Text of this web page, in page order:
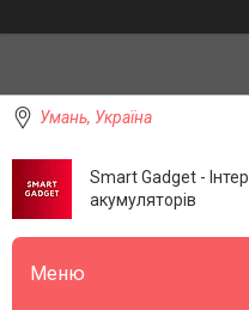
Умань, Україна
Smart Gadget -
акумуляторів